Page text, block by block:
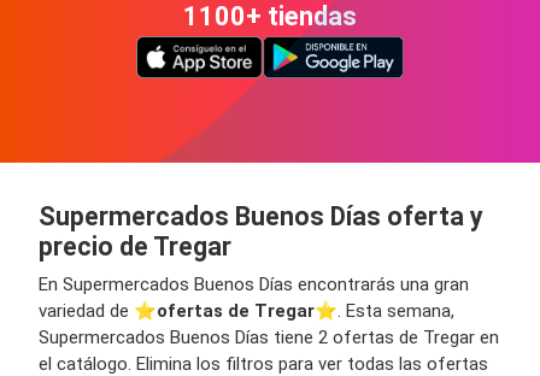
1100+ tiendas
Supermercados Buenos Días oferta y
precio de Tregar
En Supermercados Buenos Días encontrarás una gran
variedad de ⭐️ofertas de Tregar⭐️. Esta semana,
Supermercados Buenos Días tiene 2 ofertas de Tregar en
el catálogo. Elimina los filtros para ver todas las ofertas